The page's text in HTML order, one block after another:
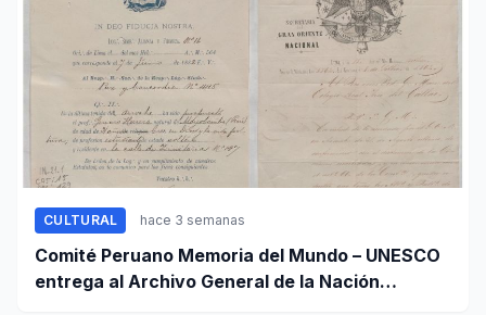
CULTURAL hace 3 semanas
Comité Peruano Memoria del Mundo – UNESCO
entrega al Archivo General de la Nación